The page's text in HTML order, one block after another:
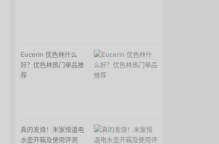
Eucerin 优色林什么
好？优色林热门单品推
荐
真的发烧！米家恒温电
水壶开箱及使用评测